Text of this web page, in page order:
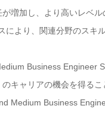
増加し、より高いレベ
により、関連分野のス
Business Engineer
キャリアの機会を得るこ
Medium Business